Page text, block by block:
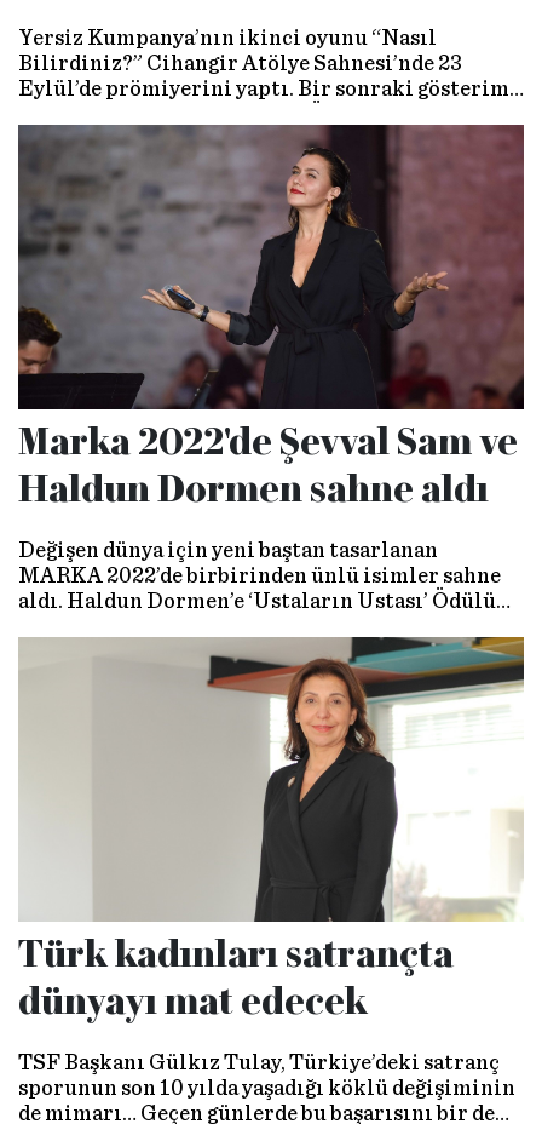
Yersiz Kumpanya’nın ikinci oyunu “Nasıl
Bilirdiniz?” Cihangir Atölye Sahnesi’nde 23
Eylül’de prömiyerini yaptı. Bir sonraki gösterim
hikayeleri, oyun yazarı Elif Ongan Tekçe imzalı
tek kişilik oyunda yine Tekçe’nin canlı ‘Loop
Station’ performansıyla akıldan çıkmaz hale
geliyor.
Marka 2022'de Şevval Sam ve
Haldun Dormen sahne aldı
Değişen dünya için yeni baştan tasarlanan
MARKA 2022’de birbirinden ünlü isimler sahne
aldı. Haldun Dormen’e ‘Ustaların Ustası’ Ödülü
temasına uygun şekilde, farklı formlardaki
şarkıları dönüştürerek mini bir konser verdi.
Türk kadınları satrançta
dünyayı mat edecek
TSF Başkanı Gülkız Tulay, Türkiye’deki satranç
sporunun son 10 yılda yaşadığı köklü değişiminin
de mimarı… Geçen günlerde bu başarısını bir de